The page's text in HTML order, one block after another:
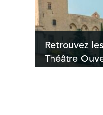
Retrouvez
Théâtre